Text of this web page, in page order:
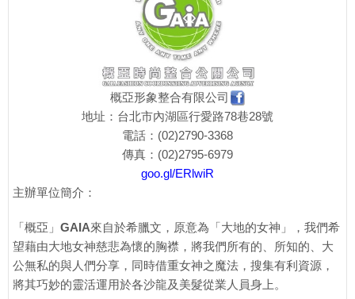
概亞形象整合有限公司
地址：台北市內湖區行愛路78巷28號
電話：(02)2790-3368
傳真：(02)2795-6979
goo.gl/ERlwiR
主辦單位簡介：
「概亞」 GAIA來自於希臘文，原意為「大地的女神」，我們希
望藉由大地女神慈悲為懷的胸襟，將我們所有的、所知的、大
公無私的與人們分享，同時借重女神之魔法，搜集有利資源，
將其巧妙的靈活運用於各沙龍及美髮從業人員身上。